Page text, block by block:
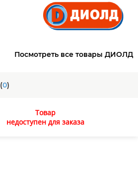
Посмотреть все товары ДИОЛД
(0)
Товар
недоступен для заказа